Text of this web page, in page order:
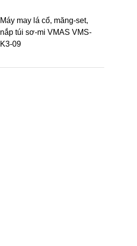
Máy may lá cổ, măng-set,
nắp túi sơ-mi VMAS VMS-
K3-09